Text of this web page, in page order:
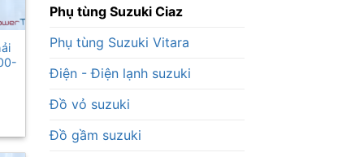
Phụ tùng Suzuki Ciaz
Phụ tùng Suzuki Vitara
Điện - Điện lạnh suzuki
Đồ vỏ suzuki
Đồ gầm suzuki